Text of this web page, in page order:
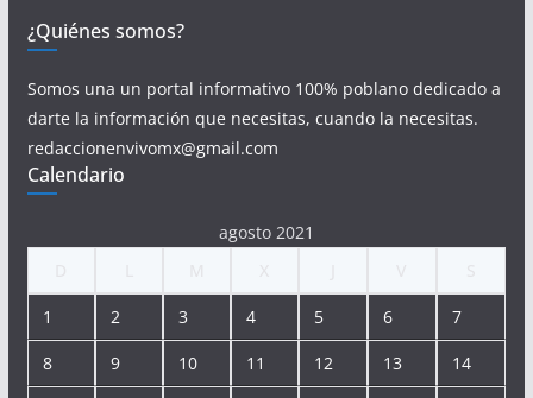
¿Quiénes somos?
Somos una un portal informativo 100% poblano dedicado a
darte la información que necesitas, cuando la necesitas.
redaccionenvivomx@gmail.com
Calendario
agosto 2021
1 2 3 4 5 6 7
8 9 10 11 12 13 14